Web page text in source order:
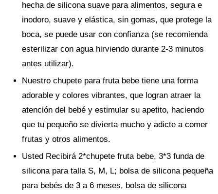
hecha de silicona suave para alimentos, segura e
inodoro, suave y elástica, sin gomas, que protege la
boca, se puede usar con confianza (se recomienda
esterilizar con agua hirviendo durante 2-3 minutos
antes utilizar).
Nuestro chupete para fruta bebe tiene una forma
adorable y colores vibrantes, que logran atraer la
atención del bebé y estimular su apetito, haciendo
que tu pequeño se divierta mucho y adicte a comer
frutas y otros alimentos.
Usted Recibirá 2*chupete fruta bebe, 3*3 funda de
silicona para talla S, M, L; bolsa de silicona pequeña
para bebés de 3 a 6 meses, bolsa de silicona